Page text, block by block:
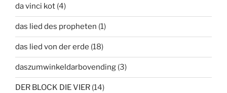
da vinci kot (4)
das lied des propheten (1)
das lied von der erde (18)
daszumwinkeldarbovending (3)
DER BLOCK DIE VIER (14)